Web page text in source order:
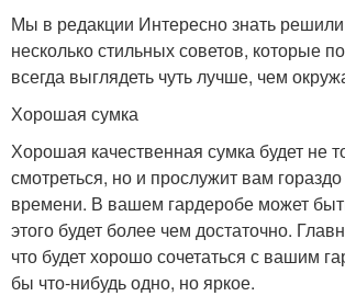
Мы в редакции Интересно знать
несколько стильных советов, которые
всегда выглядеть чуть лучше, чем
Хорошая сумка
Хорошая качественная сумка будет не
смотреться, но и прослужит вам
времени. В вашем гардеробе может
этого будет более чем достаточно.
что будет хорошо сочетаться с вашим
бы что-нибудь одно, но яркое.